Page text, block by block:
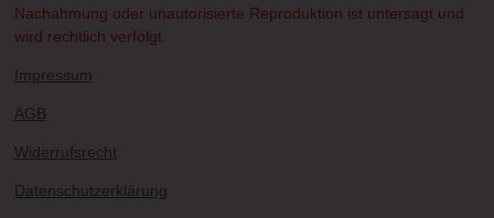
Nachahmung oder unautorisierte Reproduktion ist untersagt und
wird rechtlich verfolgt.
Impressum
AGB
Widerrufsrecht
Datenschutzerklärung